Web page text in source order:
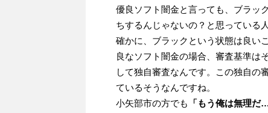
優良ソフト闇金と言っても、ブラッ
ちするんじゃないの？と思っている
確かに、ブラックという状態は良い
良なソフト闇金の場合、審査基準は
して独自審査なんです。この独自の
ているそうなんですね。
小矢部市の方でも
「もう俺は無理